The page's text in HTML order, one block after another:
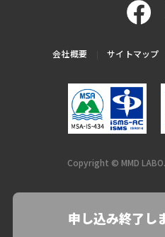
申し込み終了し
会社概要 サイトマップ
Copyright © MMD